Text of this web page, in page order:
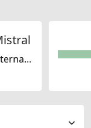
Stagionale, Svizzera, Internazionale